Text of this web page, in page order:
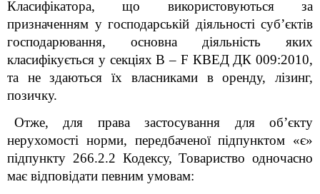
Класифікатора, що використовуються за
призначенням у господарській діяльності суб’єктів
господарювання, основна діяльність яких
класифікується у секціях B – F КВЕД ДК 009:2010,
та не здаються їх власниками в оренду, лізинг,
позичку.
Отже, для права застосування для об’єкту
нерухомості норми, передбаченої підпунктом «є»
підпункту 266.2.2 Кодексу, Товариство одночасно
має відповідати певним умовам: